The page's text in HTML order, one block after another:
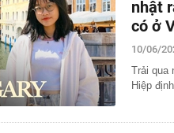
nhật
có ở
10/06/
Trải qua
Hiệp